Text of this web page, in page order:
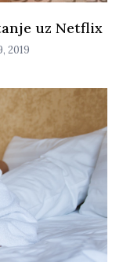
uz Netflix
2019